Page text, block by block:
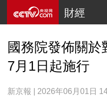
財經
國務院發佈關於
7月1日起施行
新京報 | 2026年06月01日